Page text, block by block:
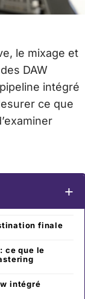
le mixage et
DAW
intégré
ce que
finale
ce que le
intégré